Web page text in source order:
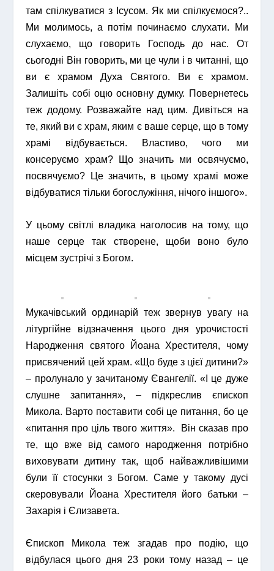
там спілкуватися з Ісусом. Як ми спілкуємося?..
Ми молимось, а потім починаємо слухати. Ми
слухаємо, що говорить Господь до нас. От
сьогодні Він говорить, ми це чули і в читанні, що
ви є храмом Духа Святого. Ви є храмом.
Залишіть собі оцю основну думку. Повернетесь
теж додому. Розважайте над цим. Дивіться на
те, який ви є храм, яким є ваше серце, що в тому
храмі відбувається. Властиво, чого ми
консеруємо храм? Що значить ми освячуємо,
посвячуємо? Це значить, в цьому храмі може
відбуватися тільки богослужіння, нічого іншого».
У цьому світлі владика наголосив на тому, що
наше серце так створене, щоби воно було
місцем зустрічі з Богом.
Мукачівський ординарій теж звернув увагу на
літургійне відзначення цього дня урочистості
Народження святого Йоана Хрестителя, чому
присвячений цей храм. «Що буде з цієї дитини?»
– пролунало у зачитаному Євангелії. «І це дуже
слушне запитання», – підкреслив єпископ
Микола. Варто поставити собі це питання, бо це
«питання про ціль твого життя». Він сказав про
те, що вже від самого народження потрібно
виховувати дитину так, щоб найважливішими
були її стосунки з Богом. Саме у такому дусі
скеровували Йоана Хрестителя його батьки –
Захарія і Єлизавета.
Єпископ Микола теж згадав про подію, що
відбулася цього дня 23 роки тому назад – це